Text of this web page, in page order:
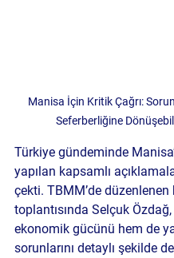
Manisa İçin Kritik Çağrı:
Seferberliğine
Türkiye gündeminde
yapılan kapsamlı
çekti. TBMM’de düzenlenen
toplantısında Selçuk
ekonomik gücünü hem de
sorunlarını detaylı şekilde